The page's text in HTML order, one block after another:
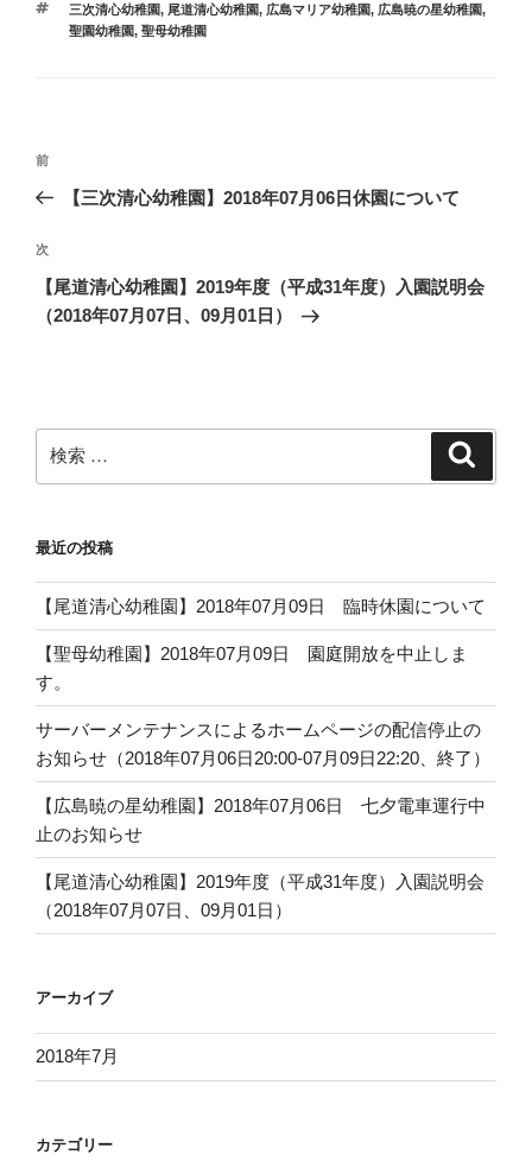
ゴ
リ
タ
グ
三次清心幼稚園, 尾道清心幼稚園, 広島マリア幼稚園, 広島暁の星幼稚園,
聖園幼稚園, 聖母幼稚園
投
ビ
ゲ
ー
過
去
投
稿
前
【三次清心幼稚園】2018年07月06日休園について
次
の
投
次
【尾道清心幼稚園】2019年度（平成31年度）入園説明会
（2018年07月07日、09月01日）
検
索:
最近の投稿
【尾道清心幼稚園】2018年07月09日 臨時休園について
【聖母幼稚園】2018年07月09日 園庭開放を中止しま
す。
サーバーメンテナンスによるホームページの配信停止の
お知らせ（2018年07月06日20:00-07月09日22:20、終了）
【広島暁の星幼稚園】2018年07月06日 七夕電車運行中
止のお知らせ
【尾道清心幼稚園】2019年度（平成31年度）入園説明会
（2018年07月07日、09月01日）
アーカイブ
2018年7月
カテゴリー